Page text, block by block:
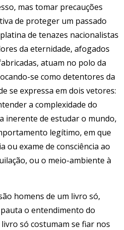
mas tomar precauções
de proteger um passado
de tenazes nacionalistas
da eternidade, afogados
atuam no polo da
se como detentores da
se expressa em dois vetores:
a complexidade do
inerente de estudar o mundo,
legítimo, em que
ou exame de consciência ao
ou o meio-ambiente à
homens de um livro só,
o entendimento do
só costumam se fiar nos